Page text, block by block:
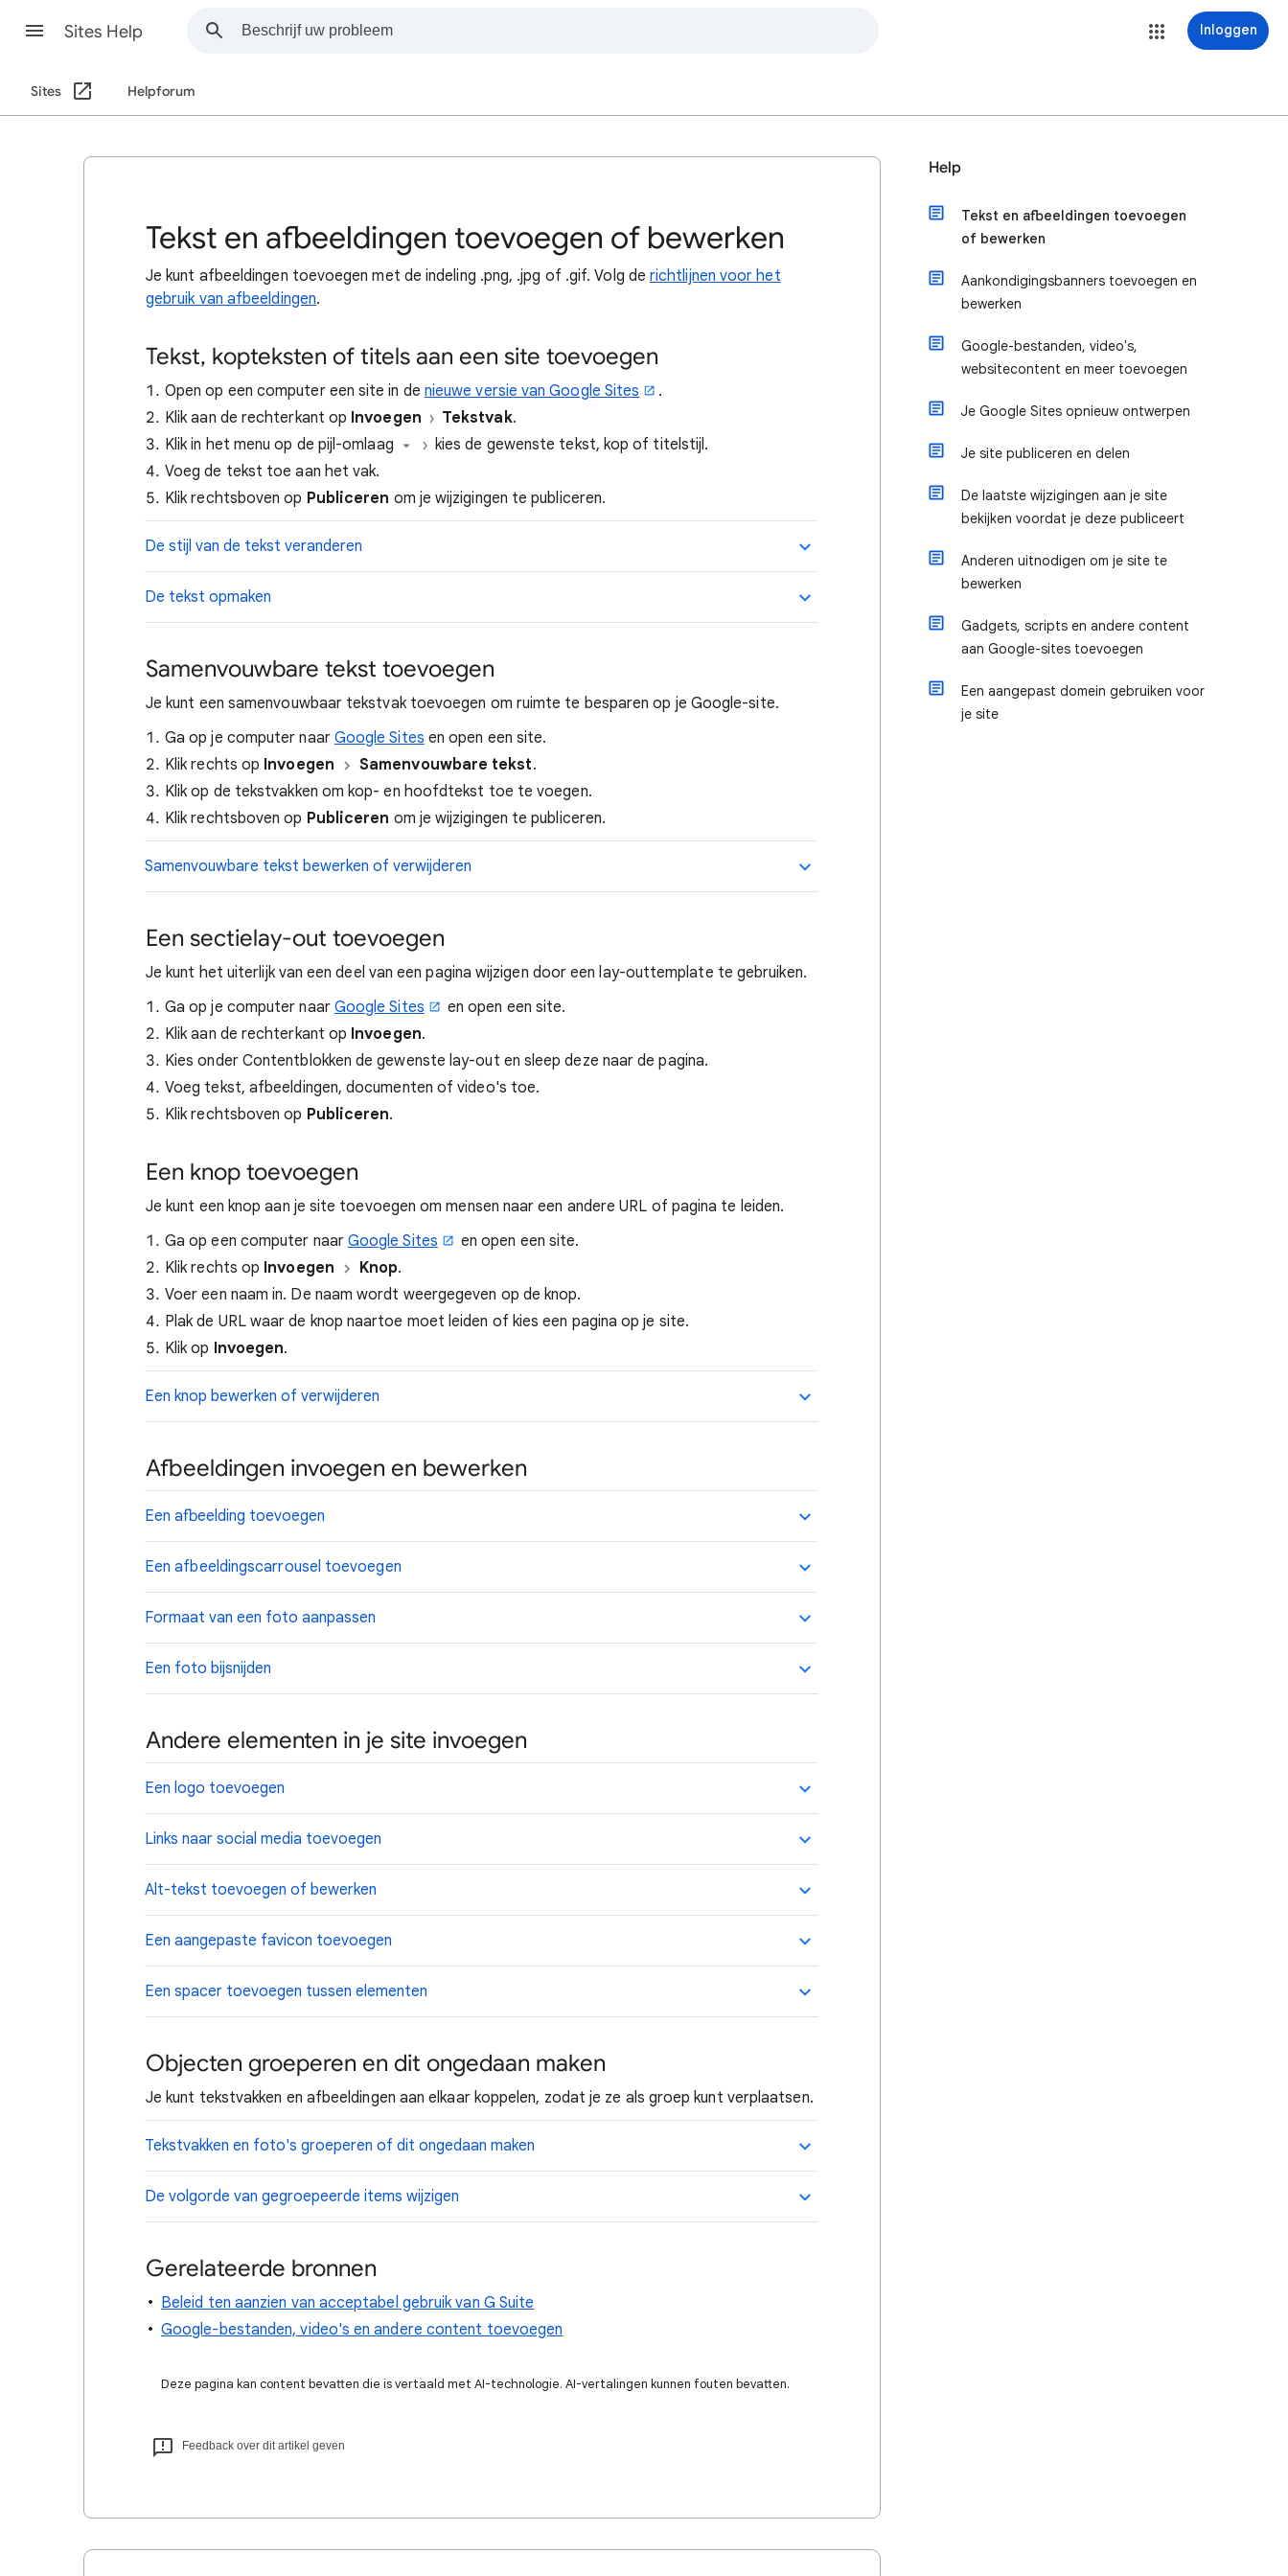
Sites Help Inloggen
Sites Helpforum
Tekst en afbeeldingen toevoegen of bewerken
Je kunt afbeeldingen toevoegen met de indeling .png, .jpg of .gif. Volg de richtlijnen voor het
gebruik van afbeeldingen.
Tekst, kopteksten of titels aan een site toevoegen
Open op een computer een site in de nieuwe versie van Google Sites
.
Klik aan de rechterkant op Invoegen Tekstvak.
Klik in het menu op de pijl-omlaag
kies de gewenste tekst, kop of titelstijl.
Voeg de tekst toe aan het vak.
Klik rechtsboven op Publiceren om je wijzigingen te publiceren.
De stijl van de tekst veranderen
De tekst opmaken
Samenvouwbare tekst toevoegen
Je kunt een samenvouwbaar tekstvak toevoegen om ruimte te besparen op je Google-site.
Ga op je computer naar Google Sites en open een site.
Klik rechts op Invoegen Samenvouwbare tekst.
Klik op de tekstvakken om kop- en hoofdtekst toe te voegen.
Klik rechtsboven op Publiceren om je wijzigingen te publiceren.
Samenvouwbare tekst bewerken of verwijderen
Een sectielay-out toevoegen
Je kunt het uiterlijk van een deel van een pagina wijzigen door een lay-outtemplate te gebruiken.
Ga op je computer naar Google Sites
en open een site.
Klik aan de rechterkant op Invoegen.
Kies onder Contentblokken de gewenste lay-out en sleep deze naar de pagina.
Voeg tekst, afbeeldingen, documenten of video's toe.
Klik rechtsboven op Publiceren.
Een knop toevoegen
Je kunt een knop aan je site toevoegen om mensen naar een andere URL of pagina te leiden.
Ga op een computer naar Google Sites
en open een site.
Klik rechts op Invoegen Knop.
Voer een naam in. De naam wordt weergegeven op de knop.
Plak de URL waar de knop naartoe moet leiden of kies een pagina op je site.
Klik op Invoegen.
Een knop bewerken of verwijderen
Afbeeldingen invoegen en bewerken
Een afbeelding toevoegen
Een afbeeldingscarrousel toevoegen
Formaat van een foto aanpassen
Een foto bijsnijden
Andere elementen in je site invoegen
Een logo toevoegen
Links naar social media toevoegen
Alt-tekst toevoegen of bewerken
Een aangepaste favicon toevoegen
Een spacer toevoegen tussen elementen
Objecten groeperen en dit ongedaan maken
Je kunt tekstvakken en afbeeldingen aan elkaar koppelen, zodat je ze als groep kunt verplaatsen.
Tekstvakken en foto's groeperen of dit ongedaan maken
De volgorde van gegroepeerde items wijzigen
Gerelateerde bronnen
Beleid ten aanzien van acceptabel gebruik van G Suite
Google-bestanden, video's en andere content toevoegen
Deze pagina kan content bevatten die is vertaald met AI-technologie. AI-vertalingen kunnen fouten bevatten.
Feedback over dit artikel geven
Help
Tekst en afbeeldingen toevoegen
of bewerken
Aankondigingsbanners toevoegen en
bewerken
Google-bestanden, video's,
websitecontent en meer toevoegen
Je Google Sites opnieuw ontwerpen
Je site publiceren en delen
De laatste wijzigingen aan je site
bekijken voordat je deze publiceert
Anderen uitnodigen om je site te
bewerken
Gadgets, scripts en andere content
aan Google-sites toevoegen
Een aangepast domein gebruiken voor
je site